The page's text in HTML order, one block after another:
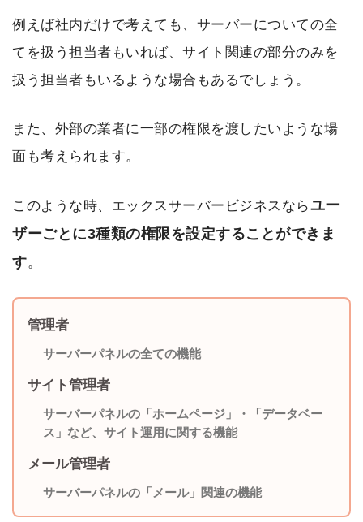
例えば社内だけで考えても、サーバーについての全
てを扱う担当者もいれば、サイト関連の部分のみを
扱う担当者もいるような場合もあるでしょう。
また、外部の業者に一部の権限を渡したいような場
面も考えられます。
このような時、エックスサーバービジネスならユー
ザーごとに3種類の権限を設定することができま
す。
管理者
サーバーパネルの全ての機能
サイト管理者
サーバーパネルの「ホームページ」・「データベー
ス」など、サイト運用に関する機能
メール管理者
サーバーパネルの「メール」関連の機能